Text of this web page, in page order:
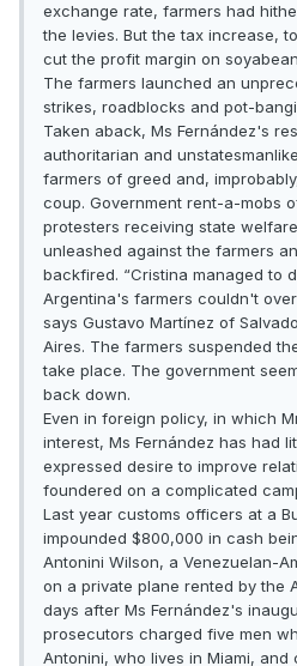
exchange rate, farmers had
the levies. But the tax increase,
cut the profit margin on
The farmers launched an
strikes, roadblocks and pot-
Taken aback, Ms Fernández's
authoritarian and
farmers of greed and,
coup. Government rent-a-mobs
protesters receiving state
unleashed against the farmers
backfired. “Cristina managed to
Argentina's farmers couldn't
says Gustavo Martínez of
Aires. The farmers suspended
take place. The government
back down.
Even in foreign policy, in which
interest, Ms Fernández has had
expressed desire to improve
foundered on a complicated
Last year customs officers at a
impounded $800,000 in cash
Antonini Wilson, a Venezuelan-
on a private plane rented by the
days after Ms Fernández's
prosecutors charged five men
Antonini, who lives in Miami,